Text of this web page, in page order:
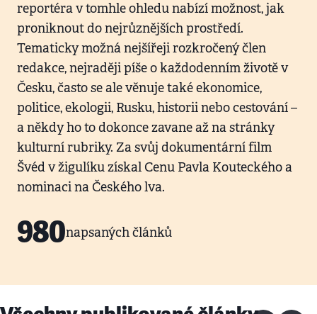
reportéra v tomhle ohledu nabízí možnost, jak
proniknout do nejrůznějších prostředí.
Tematicky možná nejšířeji rozkročený člen
redakce, nejraději píše o každodenním životě v
Česku, často se ale věnuje také ekonomice,
politice, ekologii, Rusku, historii nebo cestování –
a někdy ho to dokonce zavane až na stránky
kulturní rubriky. Za svůj dokumentární film
Švéd v žigulíku získal Cenu Pavla Kouteckého a
nominaci na Českého lva.
980napsaných článků